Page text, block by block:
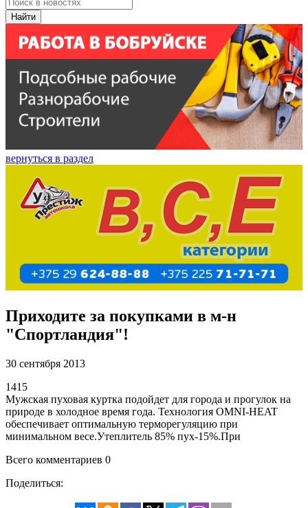
Найти
вернуться в раздел
Приходите за покупками в м-н
"Спортландия"!
30 сентября 2013
1415
Мужская пуховая куртка подойдет для города и прогулок на
природе в холодное время года. Технология OMNI-HEAT
обеспечивает оптимальную терморегуляцию при
минимальном весе.Утеплитель 85% пух-15%.При
Всего комментариев 0
Поделиться: